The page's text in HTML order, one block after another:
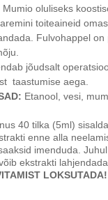
oluliseks
toiteaineid
Fulvohappel
jõudsalt
taastumise aega.
Etanool, vesi,
40 tilka (5ml)
enne alla
imenduda.
ekstrakti
LOKSUTADA!